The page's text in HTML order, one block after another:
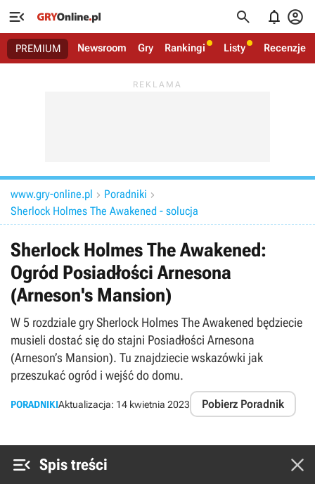
   
PREMIUM Newsroom Gry Rankingi Listy Recenzje
www.gry-online.pl  Poradniki 
Sherlock Holmes The Awakened - solucja
Sherlock Holmes The Awakened:
Ogród Posiadłości Arnesona
(Arneson's Mansion)
W 5 rozdziale gry Sherlock Holmes The Awakened będziecie
musieli dostać się do stajni Posiadłości Arnesona
(Arneson’s Mansion). Tu znajdziecie wskazówki jak
przeszukać ogród i wejść do domu.
PORADNIKIAktualizacja: 14 kwietnia 2023 Pobierz Poradnik
 Spis treści 